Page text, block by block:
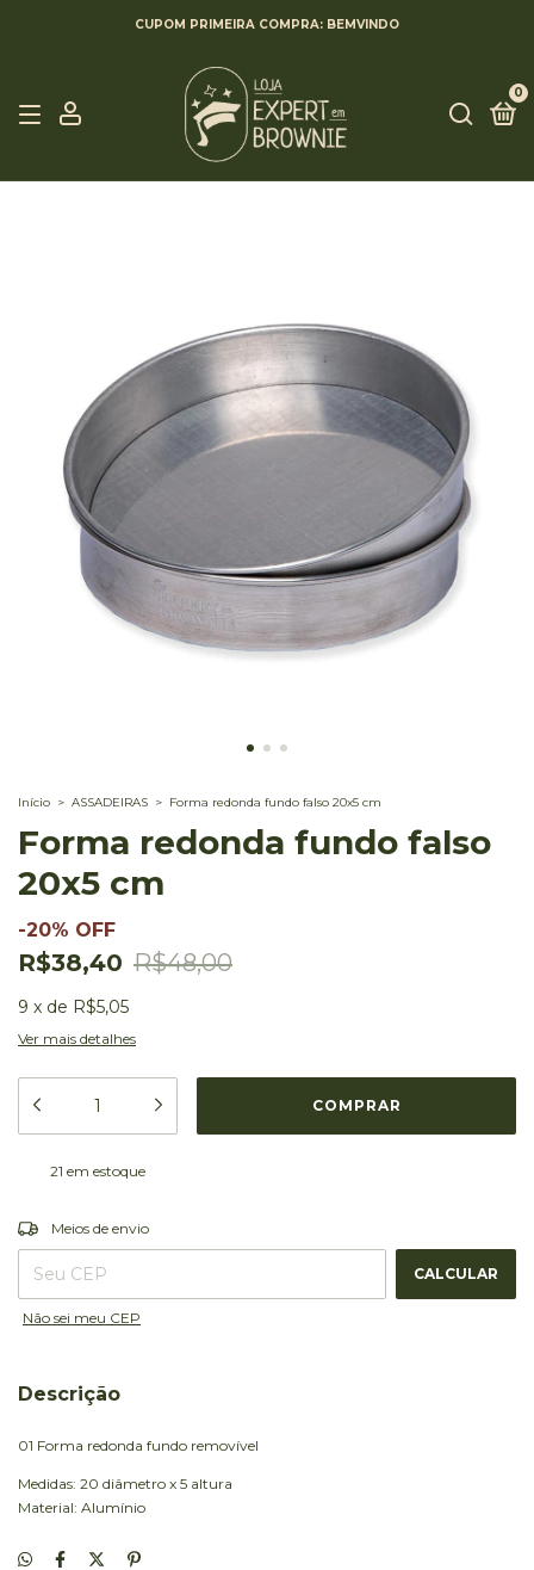
CUPOM PRIMEIRA COMPRA: BEMVINDO
0
Início > ASSADEIRAS > Forma redonda fundo falso 20x5 cm
Forma redonda fundo falso
20x5 cm
-20% OFF
R$38,40 R$48,00
9 x de R$5,05
Ver mais detalhes
21 em estoque
Entregas para o CEP:
Meios de envio
CALCULAR
Não sei meu CEP
Descrição
01 Forma redonda fundo removível
Medidas: 20 diâmetro x 5 altura
Material: Alumínio